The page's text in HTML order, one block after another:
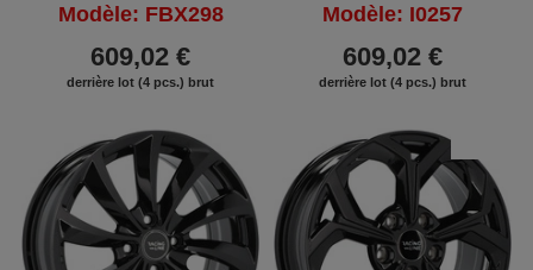
Modèle: FBX298
609,02 €
derrière lot (4 pcs.) brut
Modèle: I0257
609,02 €
derrière lot (4 pcs.) brut